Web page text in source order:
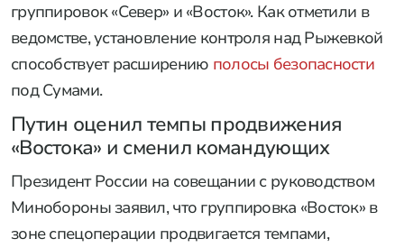
группировок «Север» и «Восток». Как отметили в
ведомстве, установление контроля над Рыжевкой
способствует расширению полосы безопасности
под Сумами.
Путин оценил темпы продвижения
«Востока» и сменил командующих
Президент России на совещании с руководством
Минобороны заявил, что группировка «Восток» в
зоне спецоперации продвигается темпами,